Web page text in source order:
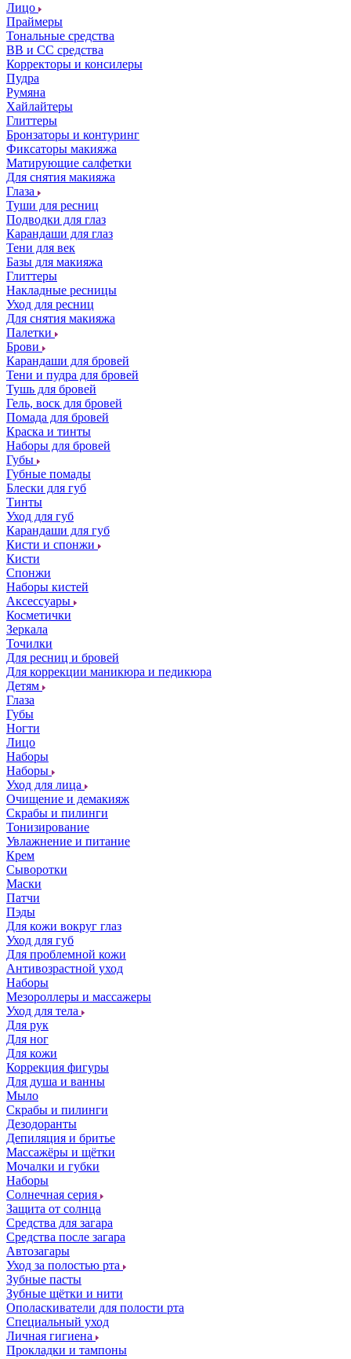
Лицо
Праймеры
Тональные средства
ВВ и СС средства
Корректоры и консилеры
Пудра
Румяна
Хайлайтеры
Глиттеры
Бронзаторы и контуринг
Фиксаторы макияжа
Матирующие салфетки
Для снятия макияжа
Глаза
Туши для ресниц
Подводки для глаз
Карандаши для глаз
Тени для век
Базы для макияжа
Глиттеры
Накладные ресницы
Уход для ресниц
Для снятия макияжа
Палетки
Брови
Карандаши для бровей
Тени и пудра для бровей
Тушь для бровей
Гель, воск для бровей
Помада для бровей
Краска и тинты
Наборы для бровей
Губы
Губные помады
Блески для губ
Тинты
Уход для губ
Карандаши для губ
Кисти и спонжи
Кисти
Спонжи
Наборы кистей
Аксессуары
Косметички
Зеркала
Точилки
Для ресниц и бровей
Для коррекции маникюра и педикюра
Детям
Глаза
Губы
Ногти
Лицо
Наборы
Наборы
Уход для лица
Очищение и демакияж
Скрабы и пилинги
Тонизирование
Увлажнение и питание
Крем
Сыворотки
Маски
Патчи
Пэды
Для кожи вокруг глаз
Уход для губ
Для проблемной кожи
Антивозрастной уход
Наборы
Мезороллеры и массажеры
Уход для тела
Для рук
Для ног
Для кожи
Коррекция фигуры
Для душа и ванны
Мыло
Скрабы и пилинги
Дезодоранты
Депиляция и бритье
Массажёры и щётки
Мочалки и губки
Наборы
Солнечная серия
Защита от солнца
Средства для загара
Средства после загара
Автозагары
Уход за полостью рта
Зубные пасты
Зубные щётки и нити
Ополаскиватели для полости рта
Специальный уход
Личная гигиена
Прокладки и тампоны